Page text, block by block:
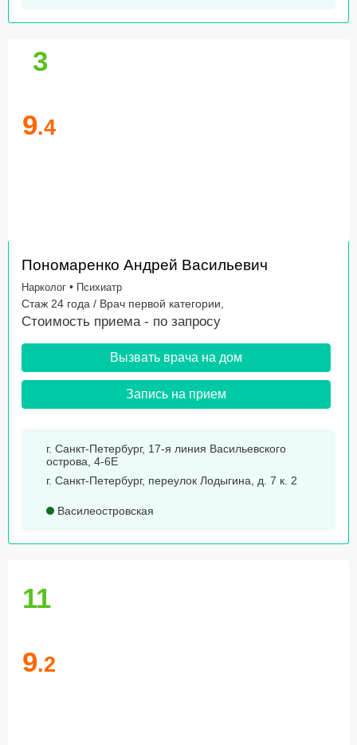
3
9.4
Пономаренко Андрей Васильевич
Нарколог • Психиатр
Стаж 24 года / Врач первой категории,
Стоимость приема - по запросу
Вызвать врача на дом
Запись на прием
г. Санкт-Петербург, 17-я линия Васильевского
острова, 4-6Е
г. Санкт-Петербург, переулок Лодыгина, д. 7 к. 2
Василеостровская
11
9.2